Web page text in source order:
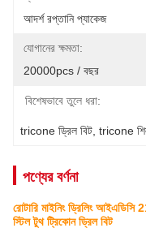
আদর্শ রপ্তানি প্যাকেজ
যোগানের ক্ষমতা:
20000pcs / বছর
বিশেষভাবে তুলে ধরা:
tricone ড্রিল বিট tricone
পণ্যের বর্ণনা
রোটারি মাইনিং ড্রিলিং
স্টিল টুথ ট্রিকোন ড্রিল বিট